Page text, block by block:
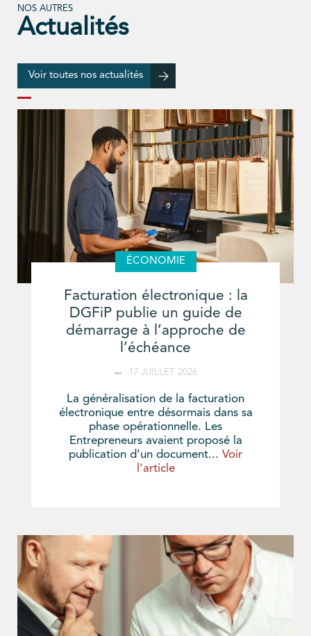
NOS AUTRES
Actualités
Voir toutes nos actualités
ÉCONOMIE
Facturation électronique : la
DGFiP publie un guide de
démarrage à l’approche de
l’échéance
17 JUILLET 2026
La généralisation de la facturation
électronique entre désormais dans sa
phase opérationnelle. Les
Entrepreneurs avaient proposé la
publication d’un document... Voir
l'article